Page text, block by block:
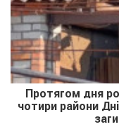
Протягом дня
чотири райони